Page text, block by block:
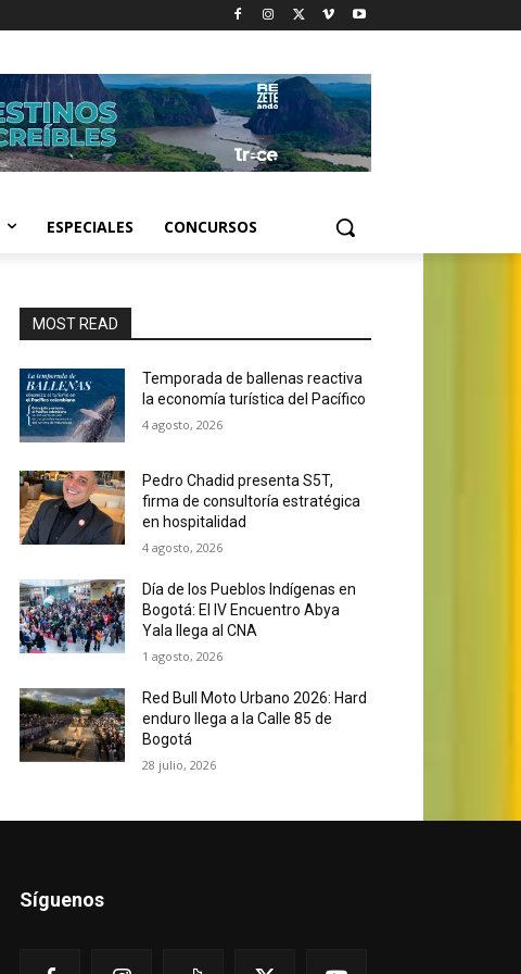
ESPECIALES CONCURSOS
MOST READ
Temporada de ballenas reactiva
la economía turística del Pacífico
4 agosto, 2026
Pedro Chadid presenta S5T,
firma de consultoría estratégica
en hospitalidad
4 agosto, 2026
Día de los Pueblos Indígenas en
Bogotá: El IV Encuentro Abya
Yala llega al CNA
1 agosto, 2026
Red Bull Moto Urbano 2026: Hard
enduro llega a la Calle 85 de
Bogotá
28 julio, 2026
Síguenos